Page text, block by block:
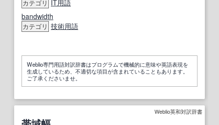
カテゴリ IT用語
bandwidth
カテゴリ 技術用語
Weblio専門用語対訳辞書はプログラムで機械的に意味や英語表現を
生成しているため、不適切な項目が含まれていることもあります。
ご了承くださいませ。
Weblio英和対訳辞書